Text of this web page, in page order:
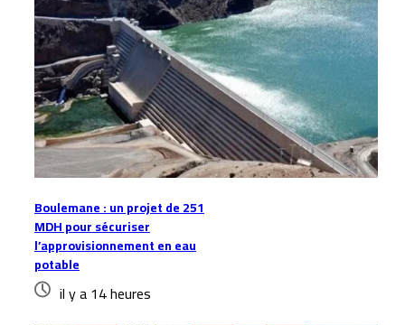
Boulemane : un projet de 251
MDH pour sécuriser
l’approvisionnement en eau
potable
il y a 14 heures